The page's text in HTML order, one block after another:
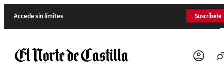
Accede sin límites Suscríbete